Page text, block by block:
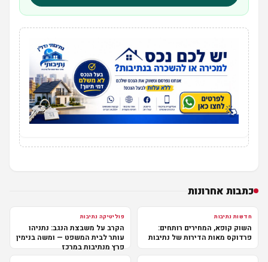
כתבות אחרונות
חדשות נתיבות
השוק קופא, המחירים רותחים:
פרדוקס מאות הדירות של נתיבות
פוליטיקה נתיבות
הקרב על משבצת הנגב: נתניהו
עותר לבית המשפט — ומשה בנימין
פרץ מנתיבות במרכז